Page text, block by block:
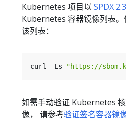
Kubernetes 项目以 SPDX 2.3
Kubernetes 容器镜像列表
该列表：
curl -Ls "https://
如需手动验证 Kubernetes
像， 请参考验证签名容器镜